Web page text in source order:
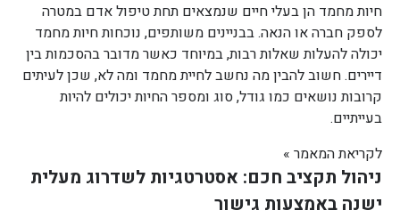
חיות מחמד הן בעלי חיים שנמצאים תחת טיפול אדם במטרה
לספק חברה או הנאה. בבניינים משותפים, נוכחות חיות מחמד
יכולה להעלות שאלות רבות, במיוחד כאשר מדובר בהסכמות בין
דיירים. חשוב להבין מה נחשב לחיית מחמד ומה לא, שכן לעיתים
קרובות נושאים כמו גודל, סוג ומספר החיות יכולים להיות
בעייתיים.
לקריאת המאמר »
ניהול תקציב חכם: אסטרטגיות לשדרוג מעלית
ישנה באמצעות גישור